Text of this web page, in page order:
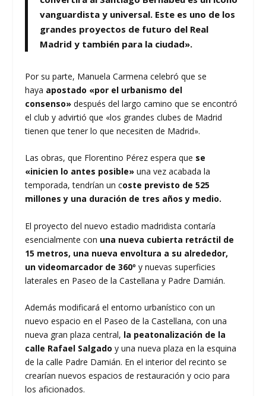
vanguardista y universal. Este es uno de los
grandes proyectos de futuro del Real
Madrid y también para la ciudad».
Por su parte, Manuela Carmena celebró que se
haya apostado «por el urbanismo del
consenso» después del largo camino que se encontró
el club y advirtió que «los grandes clubes de Madrid
tienen que tener lo que necesiten de Madrid».
Las obras, que Florentino Pérez espera que se
«inicien lo antes posible»una vez acabada la
temporada, tendrían un coste previsto de 525
millones y una duración de tres años y medio.
El proyecto del nuevo estadio madridista contaría
esencialmente con una nueva cubierta retráctil de
15 metros, una nueva envoltura a su alrededor,
un videomarcador de 360ºy nuevas superficies
laterales en Paseo de la Castellana y Padre Damián.
Además modificará el entorno urbanístico con un
nuevo espacio en el Paseo de la Castellana, con una
nueva gran plaza central, la peatonalización de la
calle Rafael Salgado y una nueva plaza en la esquina
de la calle Padre Damián. En el interior del recinto se
crearían nuevos espacios de restauración y ocio para
los aficionados.